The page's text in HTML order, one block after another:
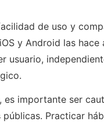
de uso y
y Android las hace
usuario,
es importante ser
Practicar